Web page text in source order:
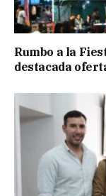
Rumbo a la
destacada